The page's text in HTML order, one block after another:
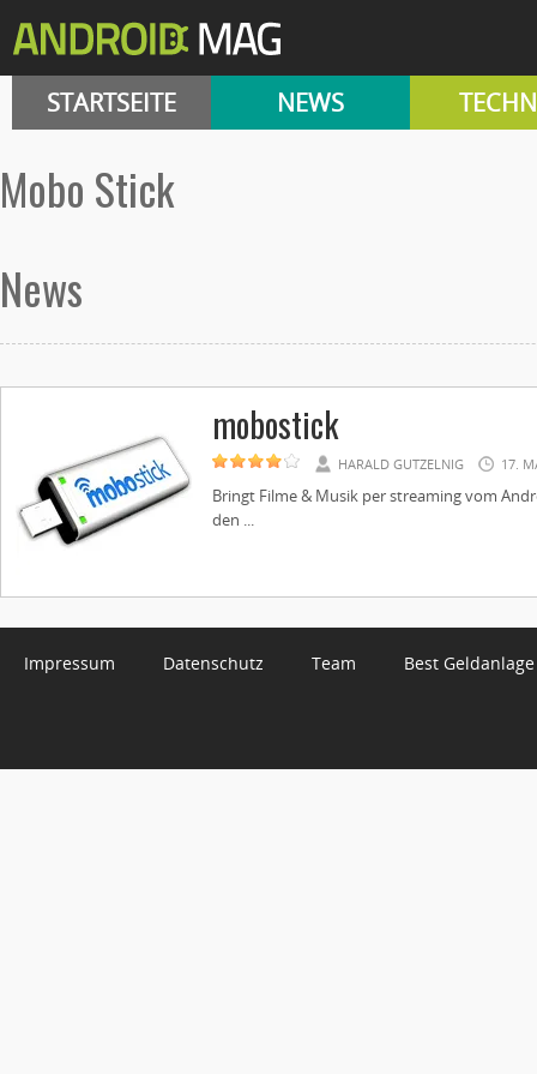
STARTSEITE NEWS
Mobo Stick
News
mobostick
HARALD GUTZELNIG 17.
Bringt Filme & Musik per streaming vom
den ...
Impressum Datenschutz Team Best Geldanlage